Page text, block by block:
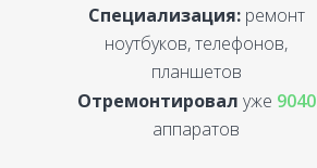
Специализация:ремонт
ноутбуков, телефонов,
планшетов
Отремонтировал уже 9040
аппаратов